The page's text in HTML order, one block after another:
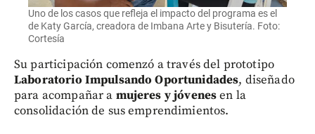
Uno de los casos que refleja el impacto del programa es el
de Katy García, creadora de Imbana Arte y Bisutería. Foto:
Cortesía
Su participación comenzó a través del prototipo
Laboratorio Impulsando Oportunidades, diseñado
para acompañar a mujeres y jóvenesen la
consolidación de sus emprendimientos.